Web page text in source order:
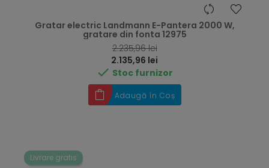
Gratar electric Landmann E-Pantera 2000 W,
gratare din fonta 12975
2.235,96 lei
2.135,96 lei
 Stoc furnizor
Adaugă în Coș
Livrare gratis